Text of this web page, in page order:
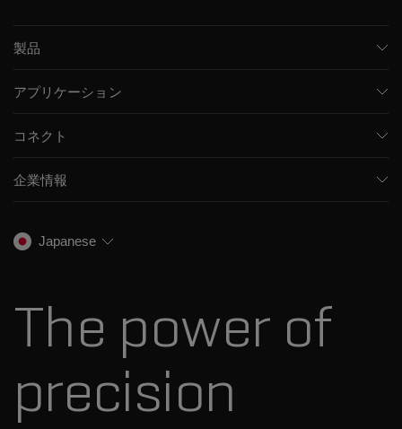
製品
キャピラリー電気泳動機器
統合ソリューション
スペクトルライブラリ
アプリケーション
環境分析
法医学ソリューション
コネクト
トレーニング
キャリア
企業情報
プレスリリース
Japanese
The power of
precision